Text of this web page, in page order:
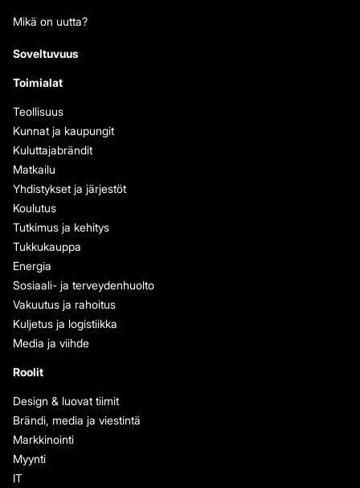
Mikä on uutta?
Soveltuvuus
Toimialat
Teollisuus
Kunnat ja kaupungit
Kuluttajabrändit
Matkailu
Yhdistykset ja järjestöt
Koulutus
Tutkimus ja kehitys
Tukkukauppa
Energia
Sosiaali- ja terveydenhuolto
Vakuutus ja rahoitus
Kuljetus ja logistiikka
Media ja viihde
Roolit
Design & luovat tiimit
Brändi, media ja viestintä
Markkinointi
Myynti
IT